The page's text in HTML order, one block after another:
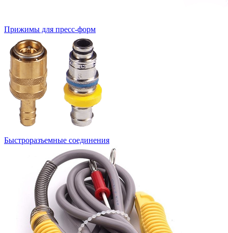
Прижимы для пресс-форм
Быстроразъемные соединения